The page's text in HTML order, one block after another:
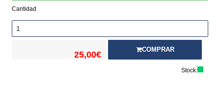
Cantidad
25,00€
COMPRAR
Stock: